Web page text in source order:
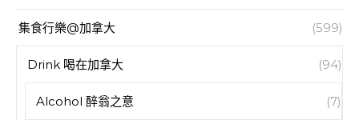
集食行樂@加拿大 (599)
Drink 喝在加拿大 (94)
Alcohol 醉翁之意 (7)